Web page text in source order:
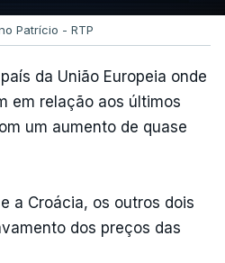
Patrício - RTP
da União Europeia onde
em relação aos últimos
um aumento de quase
a Croácia, os outros dois
dos preços das